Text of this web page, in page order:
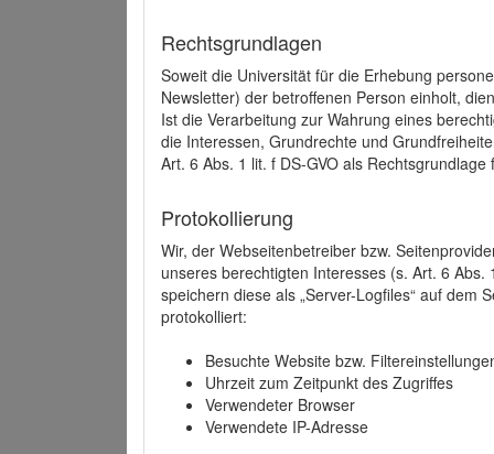
Rechtsgrundlagen
Soweit die Universität für die Erhebung
Newsletter) der betroffenen Person einholt,
Ist die Verarbeitung zur Wahrung eines
die Interessen, Grundrechte und
Art. 6 Abs. 1 lit. f DS-GVO als
Protokollierung
Wir, der Webseitenbetreiber bzw.
unseres berechtigten Interesses (s. Art. 6
speichern diese als „Server-Logfiles“ auf dem
protokolliert:
Besuchte Website bzw.
Uhrzeit zum Zeitpunkt des Zugriffes
Verwendeter Browser
Verwendete IP-Adresse